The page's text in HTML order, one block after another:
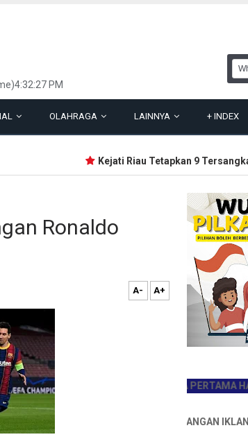
PM
OLAHRAGA LAINNYA + INDEX
Kejati Riau Tetapkan 9 Tersangka
Ronaldo
A- A+
JADILAH PEMBACA PERTAMA HARI INI
INFO PEMASANGAN IKLAN